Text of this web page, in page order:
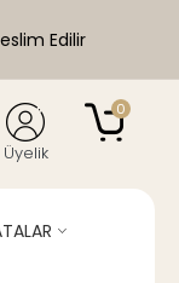
Edilir
Üyelik
0